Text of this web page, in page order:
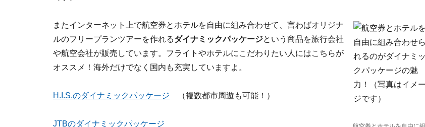
またインターネット上で航空券とホテルを自由に組み合わせて、言わばオリジナ
ルのフリープランツアーを作れるダイナミックパッケージという商品を旅行会社
や航空会社が販売しています。フライトやホテルにこだわりたい人にはこちらが
オススメ！海外だけでなく国内も充実していますよ。
H.I.S.のダイナミックパッケージ （複数都市周遊も可能！）
JTBのダイナミックパッケージ